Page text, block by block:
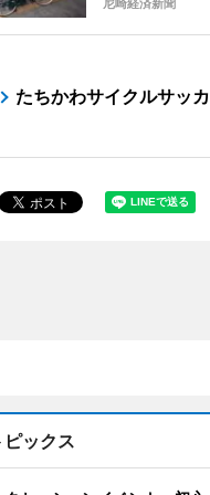
尼崎経済新聞
たちかわサイクルサッ
ックス